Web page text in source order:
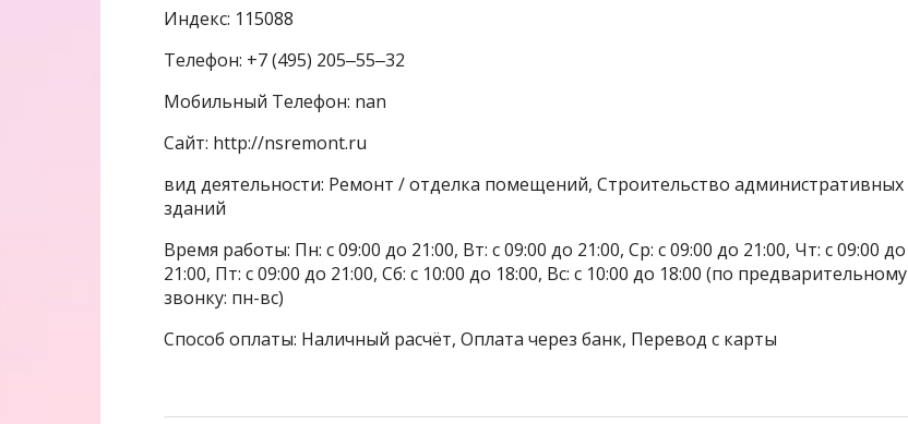
Индекс: 115088
Телефон: +7 (495) 205‒55‒32
Мобильный Телефон: nan
Сайт: http://nsremont.ru
вид деятельности: Ремонт / отделка помещений, Строительство административных
зданий
Время работы: Пн: с 09:00 до 21:00, Вт: с 09:00 до 21:00, Ср: с 09:00 до 21:00, Чт: с 09:00 до
21:00, Пт: с 09:00 до 21:00, Сб: с 10:00 до 18:00, Вс: с 10:00 до 18:00 (по предварительному
звонку: пн-вс)
Способ оплаты: Наличный расчёт, Оплата через банк, Перевод с карты